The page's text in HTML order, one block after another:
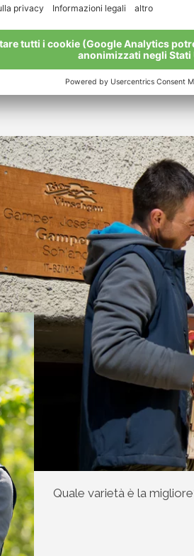
la frutti-, viti- orti- e floricoltura
nel 1993 mio padre Sepp
Sarà così anche in
Quale varietà è la